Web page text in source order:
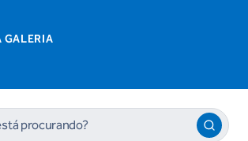
GALERIA